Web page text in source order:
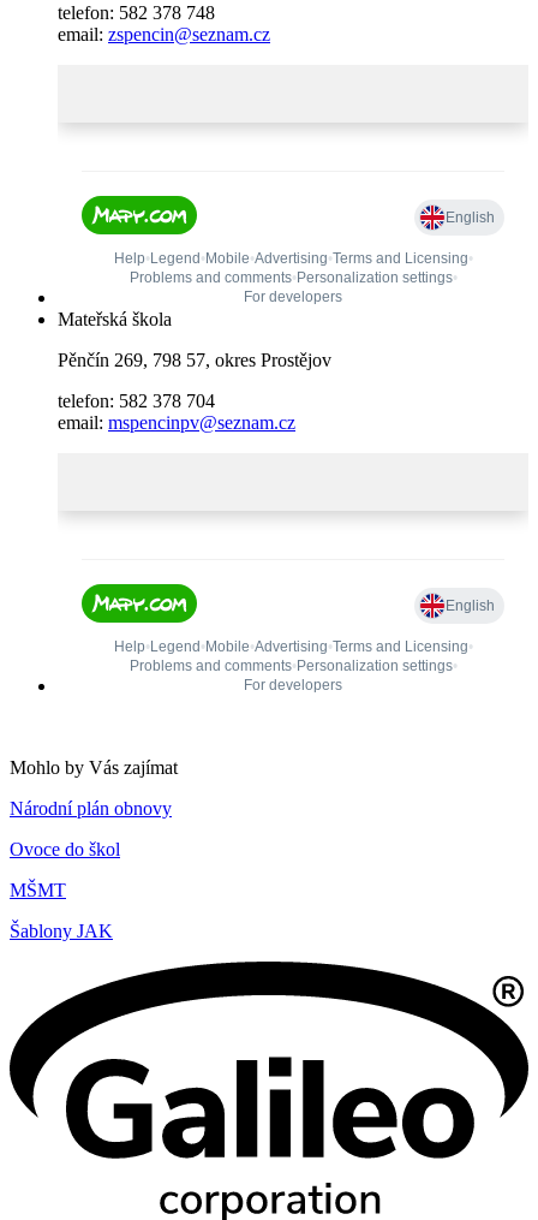
telefon: 582 378 748
email: zspencin@seznam.cz
Mateřská škola
Pěnčín 269, 798 57, okres Prostějov
telefon: 582 378 704
email: mspencinpv@seznam.cz
Mohlo by Vás zajímat
Národní plán obnovy
Ovoce do škol
MŠMT
Šablony JAK